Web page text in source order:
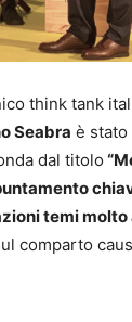
think tank
Seabra è stato
dal titolo
temi
comparto